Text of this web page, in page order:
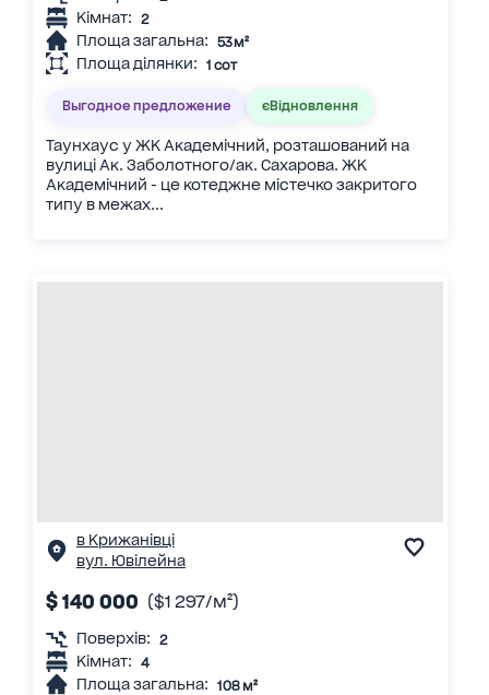
Кімнат: 2
Площа загальна: 53 м²
Площа ділянки: 1 сот
Выгодное предложение єВідновлення
Таунхаус у ЖК Академічний, розташований на
вулиці Ак. Заболотного/ак. Сахарова. ЖК
Академічний - це котеджне містечко закритого
типу в межах...
в Крижанівці
вул. Ювілейна
$ 140 000 ($1 297/м²)
Поверхів: 2
Кімнат: 4
Площа загальна: 108 м²